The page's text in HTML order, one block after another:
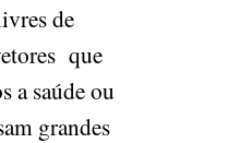
de
que
a saúde ou
grandes